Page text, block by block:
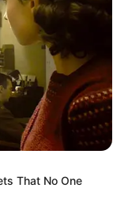
That No One